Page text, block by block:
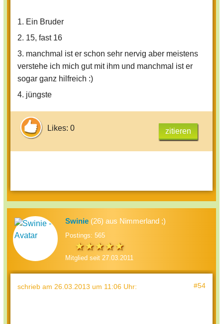
1. Ein Bruder
2. 15, fast 16
3. manchmal ist er schon sehr nervig aber meistens
verstehe ich mich gut mit ihm und manchmal ist er
sogar ganz hilfreich :)
4. jüngste
Likes: 0 zitieren
Swinie (26) aus Nimmerland ;)
Postings: 565
Mitglied seit 27.03.2011
schrieb am 26.03.2013 um 11:06 Uhr: #54